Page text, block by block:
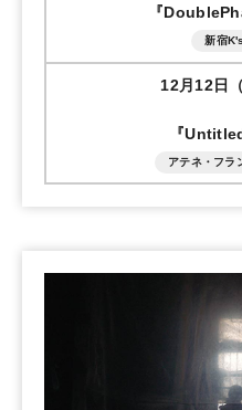
『
新宿
12月12日（
『
アテネ・フラ